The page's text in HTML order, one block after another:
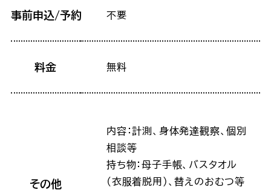
事前申込/予約 不要
料金 無料
その他
内容：計測、身体発達観察、個別
相談等
持ち物：母子手帳、バスタオル
(衣服着脱用)、替えのおむつ等